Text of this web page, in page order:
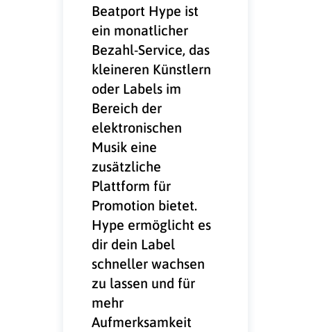
Beatport Hype ist
ein monatlicher
Bezahl-Service, das
kleineren Künstlern
oder Labels im
Bereich der
elektronischen
Musik eine
zusätzliche
Plattform für
Promotion bietet.
Hype ermöglicht es
dir dein Label
schneller wachsen
zu lassen und für
mehr
Aufmerksamkeit